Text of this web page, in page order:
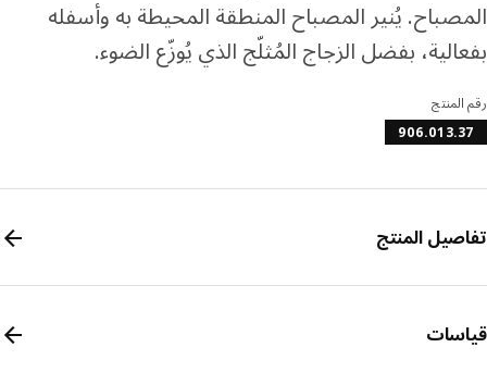
يُنير المصباح المنطقة المحيطة به وأسفله
بفضل الزجاج المُثلّج الذي يُوزّع الضوء.
المنتج